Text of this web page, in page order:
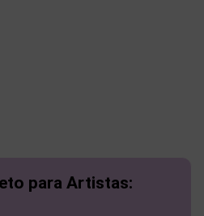
para Artistas: